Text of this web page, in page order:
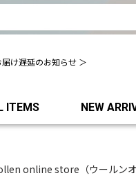
業について（出荷、お問い合わせ
届け遅延のお知らせ ＞
ITEMS NEW
online store（ウールン